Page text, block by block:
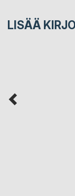
LISÄÄ